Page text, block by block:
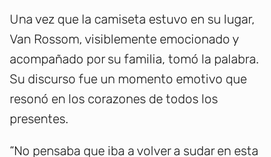
Una vez que la camiseta estuvo en su lugar,
Van Rossom, visiblemente emocionado y
acompañado por su familia, tomó la palabra.
Su discurso fue un momento emotivo que
resonó en los corazones de todos los
presentes.
“No pensaba que iba a volver a sudar en esta